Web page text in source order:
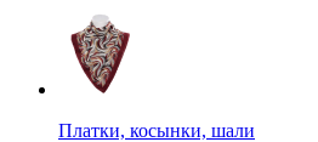
Платки, косынки, шали